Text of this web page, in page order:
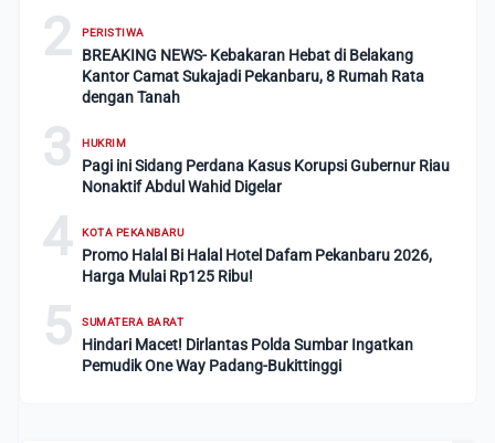
2 PERISTIWA
BREAKING NEWS- Kebakaran Hebat di Belakang
Kantor Camat Sukajadi Pekanbaru, 8 Rumah Rata
dengan Tanah
3 HUKRIM
Pagi ini Sidang Perdana Kasus Korupsi Gubernur Riau
Nonaktif Abdul Wahid Digelar
4 KOTA PEKANBARU
Promo Halal Bi Halal Hotel Dafam Pekanbaru 2026,
Harga Mulai Rp125 Ribu!
5 SUMATERA BARAT
Hindari Macet! Dirlantas Polda Sumbar Ingatkan
Pemudik One Way Padang-Bukittinggi